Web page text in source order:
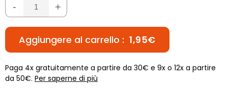
- +
Aggiungere al carrello : 1,95€
Paga 4x gratuitamente a partire da 30€ e 9x o 12x a partire
da 50€. Per saperne di più